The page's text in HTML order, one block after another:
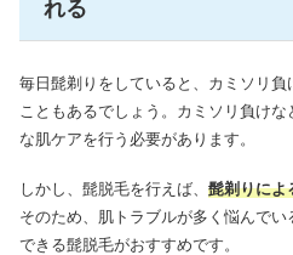
れる
毎日髭剃りをしていると、カミソリ
こともあるでしょう。カミソリ負け
な肌ケアを行う必要があります。
しかし、髭脱毛を行えば、 髭剃りによ
そのため、肌トラブルが多く悩んで
できる髭脱毛がおすすめです。